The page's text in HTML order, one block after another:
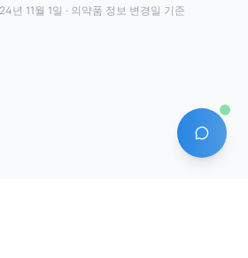
AI 에이
년 11월 1일 · 의약품 정보 변경일 기준